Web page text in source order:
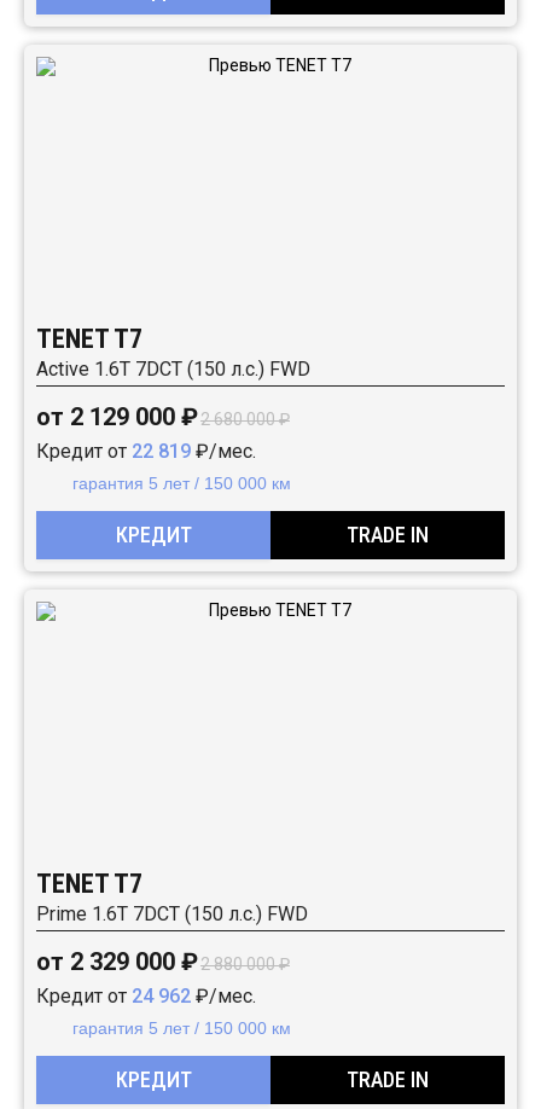
TENET T7
Active 1.6T 7DCT (150 л.с.) FWD
от 2 129 000 ₽2 680 000 ₽
Кредит от 22 819 ₽/мес.
гарантия 5 лет / 150 000 км
КРЕДИТ TRADE IN
TENET T7
Prime 1.6T 7DCT (150 л.с.) FWD
от 2 329 000 ₽2 880 000 ₽
Кредит от 24 962 ₽/мес.
гарантия 5 лет / 150 000 км
КРЕДИТ TRADE IN